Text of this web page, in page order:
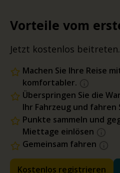
Vorteile vom
Jetzt kostenlos beitreten.
Machen Sie Ihre Reise
komfortabler.
Überspringen Sie die
Ihr Fahrzeug und fahren
Punkte sammeln und
Miettage einlösen
Gemeinsam fahren
Kostenlos registrieren